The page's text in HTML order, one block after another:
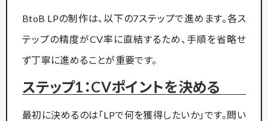
BtoB LPの制作は、以下の7ステップで進めます。各ス
テップの精度がCV率に直結するため、手順を省略せ
ず丁寧に進めることが重要です。
ステップ1：CVポイントを決める
最初に決めるのは「LPで何を獲得したいか」です。問い